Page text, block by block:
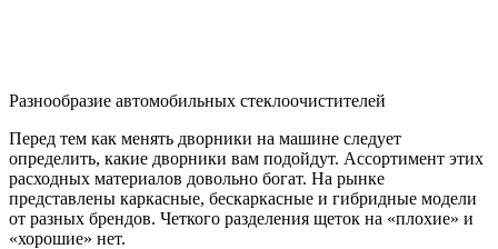
Разнообразие автомобильных стеклоочистителей
Перед тем как менять дворники на машине следует
определить, какие дворники вам подойдут. Ассортимент этих
расходных материалов довольно богат. На рынке
представлены каркасные, бескаркасные и гибридные модели
от разных брендов. Четкого разделения щеток на «плохие» и
«хорошие» нет.